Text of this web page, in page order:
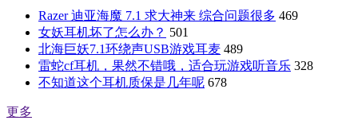
Razer 迪亚海魔 7.1 求大神来 综合问题很多 469
女妖耳机坏了怎么办？ 501
北海巨妖7.1环绕声USB游戏耳麦 489
雷蛇cf耳机，果然不错哦，适合玩游戏听音乐 328
不知道这个耳机质保是几年呢 678
更多